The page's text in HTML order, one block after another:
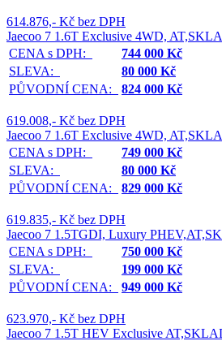
614.876,- Kč bez DPH
Jaecoo 7 1.6T Exclusive 4WD,
CENA s DPH:
744 000 Kč
SLEVA:
80 000 Kč
PŮVODNÍ CENA:
824 000 Kč
619.008,- Kč bez DPH
Jaecoo 7 1.6T Exclusive 4WD,
CENA s DPH:
749 000 Kč
SLEVA:
80 000 Kč
PŮVODNÍ CENA:
829 000 Kč
619.835,- Kč bez DPH
Jaecoo 7 1.5TGDI, Luxury
CENA s DPH:
750 000 Kč
SLEVA:
199 000 Kč
PŮVODNÍ CENA:
949 000 Kč
623.970,- Kč bez DPH
Jaecoo 7 1.5T HEV Exclusive